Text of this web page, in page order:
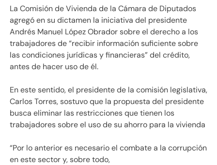
La Comisión de Vivienda de la Cámara de Diputados
agregó en su dictamen la iniciativa del presidente
Andrés Manuel López Obrador sobre el derecho a los
trabajadores de “recibir información suficiente sobre
las condiciones jurídicas y financieras” del crédito,
antes de hacer uso de él.
En este sentido, el presidente de la comisión legislativa,
Carlos Torres, sostuvo que la propuesta del presidente
busca eliminar las restricciones que tienen los
trabajadores sobre el uso de su ahorro para la vivienda
“Por lo anterior es necesario el combate a la corrupción
en este sector y, sobre todo,